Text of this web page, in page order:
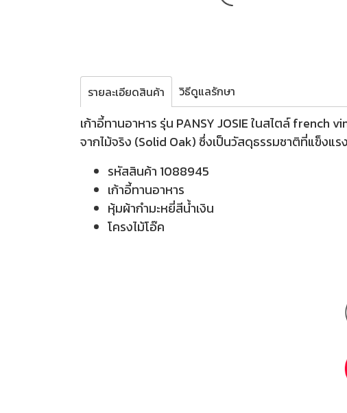
รายละเอียดสินค้า วิธีดูแลรักษา
เก้าอี้ทานอาหาร รุ่น PANSY JOSIE ในสไตล์
จากไม้จริง (Solid Oak) ซึ่งเป็นวัสดุธรรมชาติที่แข็งแร
รหัสสินค้า 1088945
เก้าอี้ทานอาหาร
หุ้มผ้ากำมะหยี่สีน้ำเงิน
โครงไม้โอ๊ค